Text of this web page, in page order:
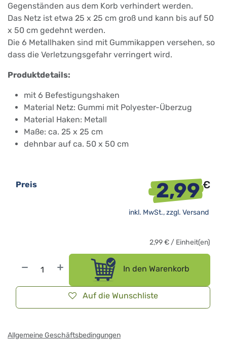
Gegenständen aus dem Korb verhindert werden.
Das Netz ist etwa 25 x 25 cm groß und kann bis auf 50
x 50 cm gedehnt werden.
Die 6 Metallhaken sind mit Gummikappen versehen, so
dass die Verletzungsgefahr verringert wird.
Produktdetails:
mit 6 Befestigungshaken
Material Netz: Gummi mit Polyester-Überzug
Material Haken: Metall
Maße: ca. 25 x 25 cm
dehnbar auf ca. 50 x 50 cm
In den Warenkorb
Auf die Wunschliste
Preis 2,99€
inkl. MwSt., zzgl. Versand
2,99€ / Einheit(en)
Allgemeine Geschäftsbedingungen